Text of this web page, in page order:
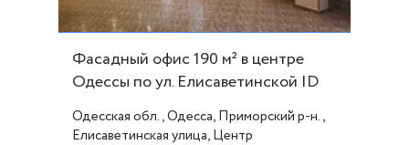
Фасадный офис 190 м² в центре
Одессы по ул. Елисаветинской ID
28994
Одесская обл., Одесса, Приморский р-н.,
Елисаветинская улица, Центр